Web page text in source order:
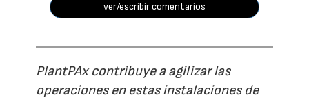
ver/escribir comentarios
PlantPAx contribuye a agilizar las
operaciones en estas instalaciones de